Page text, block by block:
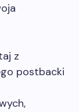
z
postbacki